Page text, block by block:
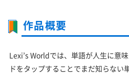
作品概要
Lexi’s Worldでは、単語が人生に意
ドをタップすることでまだ知らない